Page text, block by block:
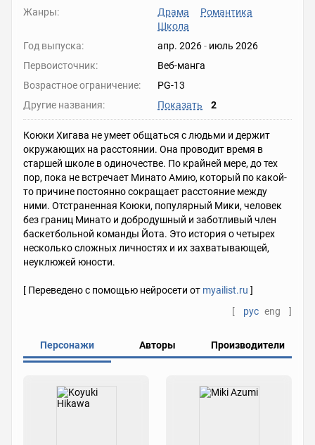
Жанры:
Драма
Романтика
Школа
Год выпуска:
апр. 2026- июль 2026
Первоисточник:
Веб-манга
Возрастное ограничение:
PG-13
Другие названия:
Показать 2
Коюки Хигава не умеет общаться с людьми и держит
окружающих на расстоянии. Она проводит время в
старшей школе в одиночестве. По крайней мере, до тех
пор, пока не встречает Минато Амию, который по какой-
то причине постоянно сокращает расстояние между
ними. Отстраненная Коюки, популярный Мики, человек
без границ Минато и добродушный и заботливый член
баскетбольной команды Йота. Это история о четырех
несколько сложных личностях и их захватывающей,
неуклюжей юности.
[ Переведено с помощью нейросети от myailist.ru ]
[
рус eng ]
Персонажи Авторы Производители